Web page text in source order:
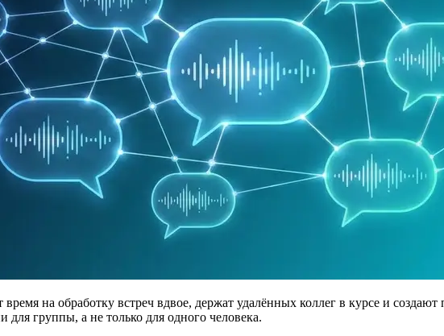
на обработку встреч вдвое, держат удалённых коллег в курсе и
для группы, а не только для одного человека.